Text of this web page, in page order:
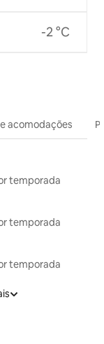
-2 °C
acomodações
temporada
temporada
temporada